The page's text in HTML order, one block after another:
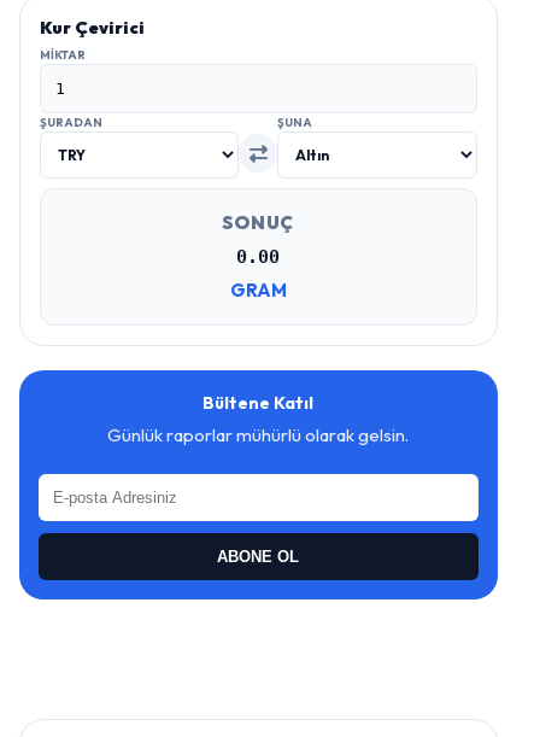
Kur Çevirici
MIKTAR
ŞURADAN ŞUNA
SONUÇ
0.00
GRAM
Bültene Katıl
Günlük raporlar mühürlü olarak gelsin.
ABONE OL